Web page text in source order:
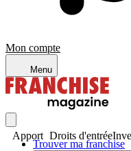
Mon compte
Menu
Trouver ma franchise
Apport Droits d'entrée